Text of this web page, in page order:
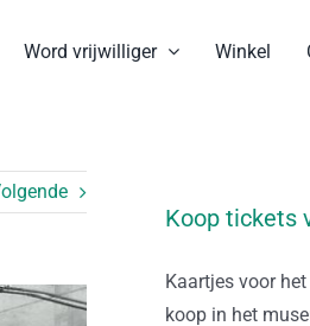
Word vrijwilliger Winkel
Koop tickets
Kaartjes voor
koop in het